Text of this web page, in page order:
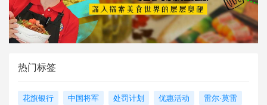
热门标签
花旗银行 中国将军 处罚计划 优惠活动
雷尔·莫雷